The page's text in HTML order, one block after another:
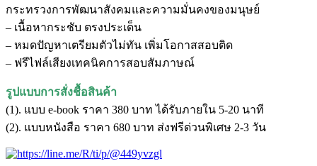
นโยบาย
และ
แผน
สำนักงาน
ปลัด
กระทรวง
การ
สังคม
กระทรวงการพัฒนาสังคมและความมั่นคงของมนุษย์
– เนื้อหากระชับ ตรงประเด็น
– หมดปัญหาเตรียมตัวไม่ทัน เพิ่มโอกาสสอบติด
– ฟรีไฟล์เสียงเทคนิคการสอบสัมภาษณ์
รูปแบบการสั่งชื้อสินค้า
(1). แบบ e-book ราคา 380 บาท ได้รับภายใน 5-20 นาที
(2). แบบหนังสือ ราคา 680 บาท ส่งฟรีด่วนพิเศษ 2-3 วัน